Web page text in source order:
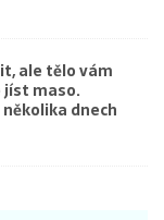
ale tělo vám
jíst maso.
dnech